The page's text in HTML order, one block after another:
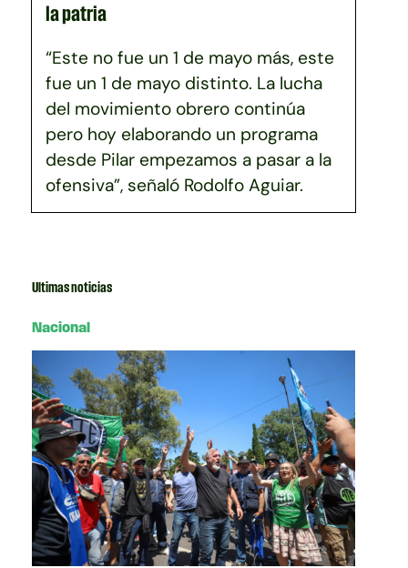
la patria
“Este no fue un 1 de mayo más, este
fue un 1 de mayo distinto. La lucha
del movimiento obrero continúa
pero hoy elaborando un programa
desde Pilar empezamos a pasar a la
ofensiva”, señaló Rodolfo Aguiar.
Ultimas noticias
Nacional